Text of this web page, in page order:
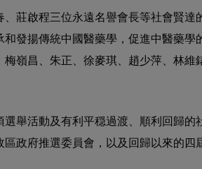
莊啟程三位永遠名譽會長等社會賢
發揚傳統中國醫藥學，促進中醫藥
嶺昌、朱正、徐麥琪、趙少萍、林
舉活動及有利平穏過渡、順利回歸的
政府推選委員會，以及回歸以來的